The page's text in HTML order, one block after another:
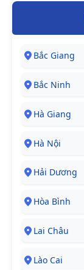
Bắc Giang
Bắc Ninh
Hà Giang
Hà Nội
Hải Dương
Hòa Bình
Lai Châu
Lào Cai